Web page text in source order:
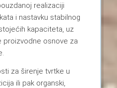
realizaciji
i nastavku stabilnog
kapaciteta, uz
proizvodne osnove za
za širenje tvrtke u
ili pak organski,